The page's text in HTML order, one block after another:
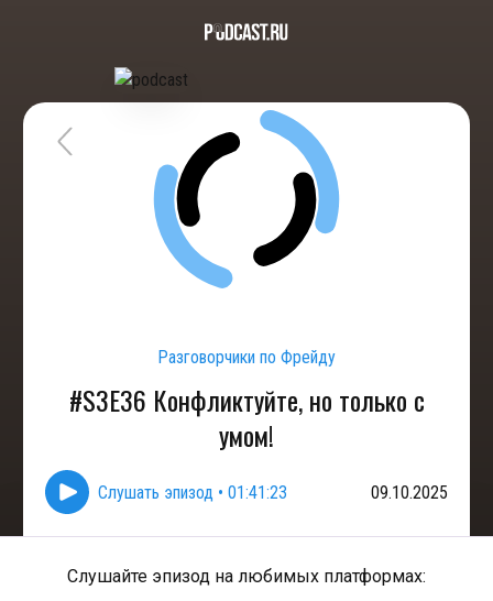
Разговорчики по Фрейду
#S3E36 Конфликтуйте, но только с
умом!
Слушать эпизод • 01:41:23 09.10.2025
Слушайте эпизод на любимых платформах: